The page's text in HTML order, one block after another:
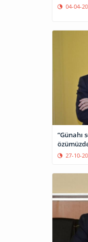
04-04-
“Günahı
27-10-